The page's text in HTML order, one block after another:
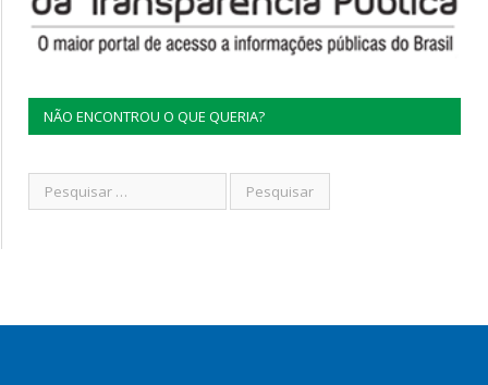
NÃO ENCONTROU O QUE QUERIA?